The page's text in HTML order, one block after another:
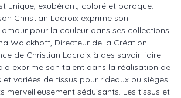
unique, exubérant, coloré et baroque.
Christian Lacroix exprime son
pour la couleur dans ses collections
Walckhoff, Directeur de la Création.
de Christian Lacroix à des savoir-faire
exprime son talent dans la réalisation de
et variées de tissus pour rideaux ou sièges
merveilleusement séduisants. Les tissus et